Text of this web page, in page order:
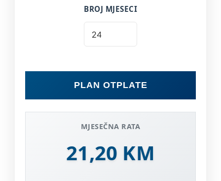
BROJ MJESECI
PLAN OTPLATE
MJESEČNA RATA
21,20 KM